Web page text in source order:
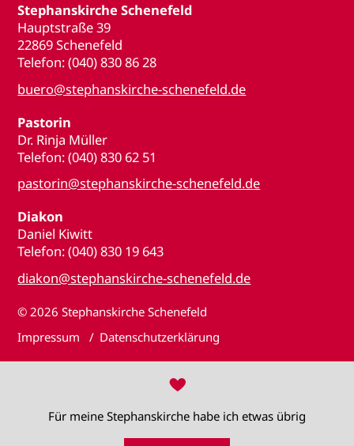
Stephanskirche Schenefeld
Hauptstraße 39
22869 Schenefeld
Telefon: (040) 830 86 28
buero@stephanskirche-schenefeld.de
Pastorin
Dr. Rinja Müller
Telefon: (040) 830 62 51
pastorin@stephanskirche-schenefeld.de
Diakon
Daniel Kiwitt
Telefon: (040) 830 19 643
diakon@stephanskirche-schenefeld.de
© 2026 Stephanskirche Schenefeld
Impressum
Datenschutzerklärung
♥
Für meine Stephanskirche habe ich etwas übrig